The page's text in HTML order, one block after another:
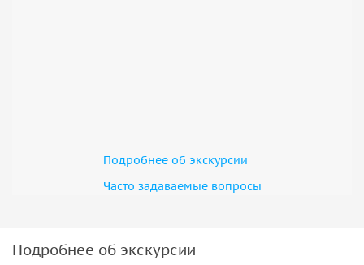
Подробнее об экскурсии
Часто задаваемые вопросы
Подробнее об экскурсии